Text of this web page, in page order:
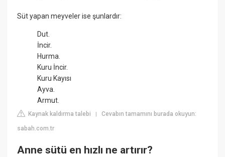
Süt yapan meyveler ise şunlardır:
Dut.
İncir.
Hurma.
Kuru İncir.
Kuru Kayısı
Ayva.
Armut.
Kaynak kaldırma talebi |Cevabın tamamını burada okuyun:
sabah.com.tr
Anne sütü en hızlı ne artırır?